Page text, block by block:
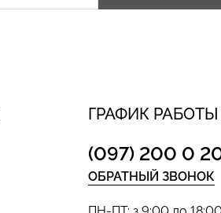
ГРАФИК РАБОТЫ
(097) 200 0
ОБРАТНЫЙ ЗВОНОК